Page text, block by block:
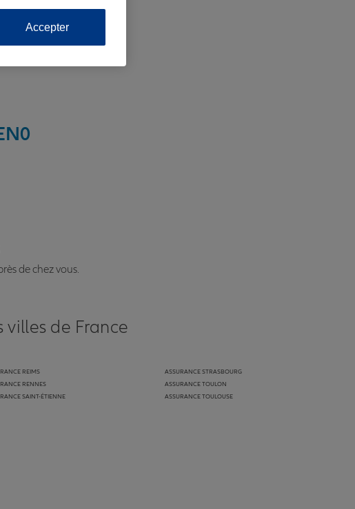
0
de chez vous.
villes de France
REIMS
RENNES
SAINT-ÉTIENNE
ASSURANCE STRASBOURG
ASSURANCE TOULON
ASSURANCE TOULOUSE
Accepter